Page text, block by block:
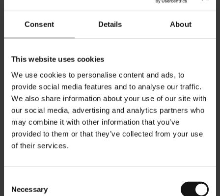
Consent Details About
This website uses cookies
We use cookies to personalise content and ads, to
provide social media features and to analyse our traffic.
We also share information about your use of our site with
our social media, advertising and analytics partners who
may combine it with other information that you’ve
provided to them or that they’ve collected from your use
of their services.
Selection
Necessary
Julius Meinl磁铁套装
Rating:
0%
Julius Meinl银服务托盘